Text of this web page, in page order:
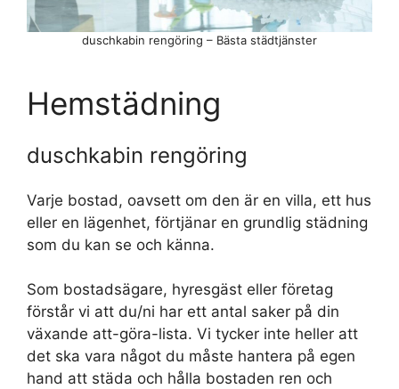
duschkabin rengöring – Bästa städtjänster
Hemstädning
duschkabin rengöring
Varje bostad, oavsett om den är en villa, ett hus
eller en lägenhet, förtjänar en grundlig städning
som du kan se och känna.
Som bostadsägare, hyresgäst eller företag
förstår vi att du/ni har ett antal saker på din
växande att-göra-lista. Vi tycker inte heller att
det ska vara något du måste hantera på egen
hand att städa och hålla bostaden ren och